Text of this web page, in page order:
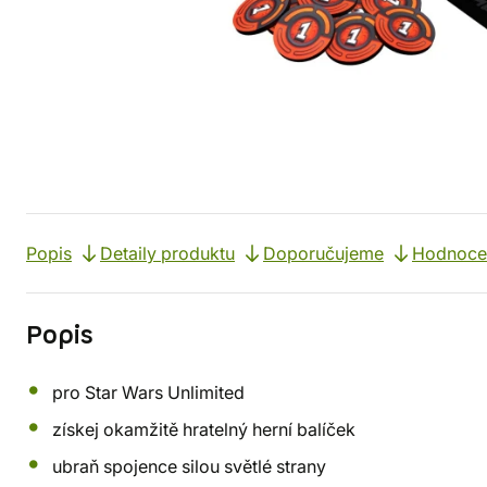
Popis Detaily produktu Doporučujeme
Popis
pro Star Wars Unlimited
získej okamžitě hratelný herní balíček
ubraň spojence silou světlé strany